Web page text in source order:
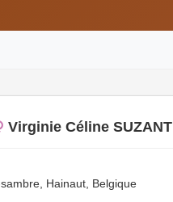
Virginie Céline SUZANT
Hainaut, Belgique